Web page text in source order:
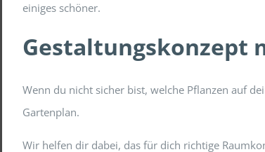
einiges schöner.
Gestaltungskonzept
Wenn du nicht sicher bist, welche Pflanzen auf
Gartenplan.
Wir helfen dir dabei, das für dich richtige